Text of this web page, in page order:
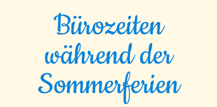
Sternwanderung
Schlossberg
Bürozeiten
während der
Sommerferien